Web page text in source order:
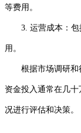
等费用。
3. 运营成本：包
用。
根据市场调研和行
资金投入通常在几
况进行评估和决策。